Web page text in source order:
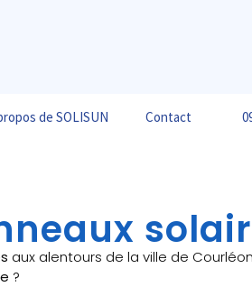
de SOLISUN Contact
aux alentours de la ville de
?